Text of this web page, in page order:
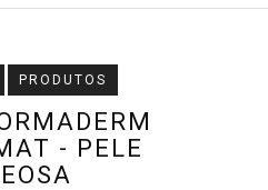
PRODUTOS
- PELE